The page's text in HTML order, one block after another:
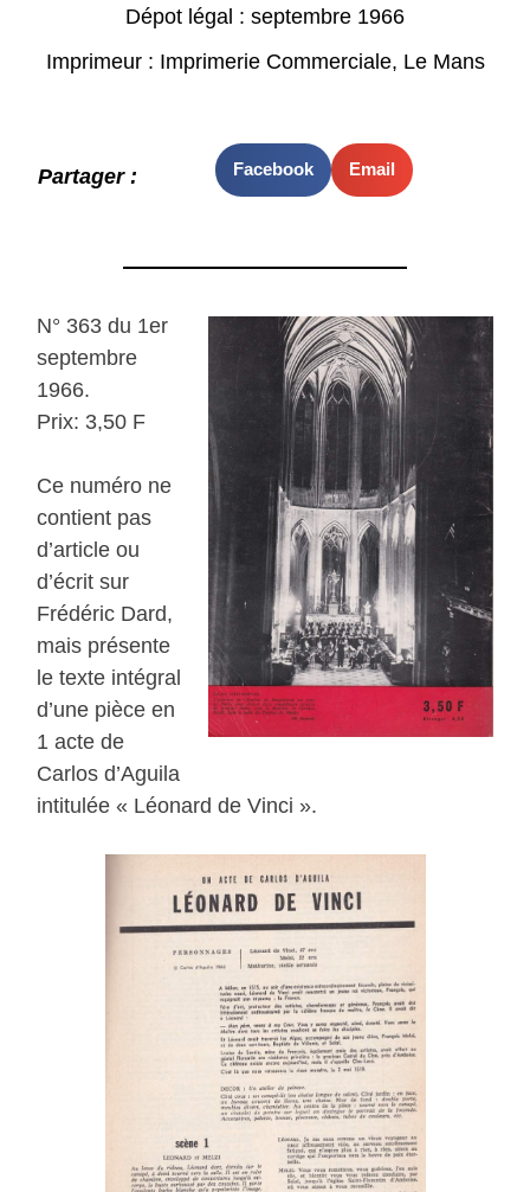
Dépot légal : septembre 1966
Imprimeur : Imprimerie Commerciale, Le Mans
Partager : Facebook Email
N° 363 du 1er
septembre
1966.
Prix: 3,50 F
Ce numéro ne
contient pas
d’article ou
d’écrit sur
Frédéric Dard,
mais présente
le texte intégral
d’une pièce en
1 acte de
Carlos d’Aguila
intitulée « Léonard de Vinci ».